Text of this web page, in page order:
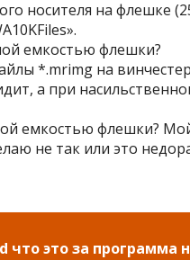
носителя на флешке
емкостью флешки?
*.mrimg на
а при
емкостью флешки?
не так или это
что это за программа